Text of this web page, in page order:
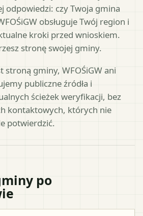
odpowiedzi: czy Twoja gmina
obsługuje Twój region i
kroki przed wnioskiem.
stronę swojej gminy.
stroną gminy, WFOŚiGW ani
publiczne źródła i
ścieżek weryfikacji, bez
kontaktowych, których nie
potwierdzić.
po